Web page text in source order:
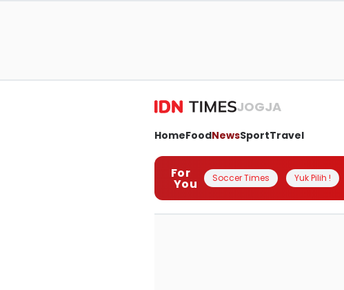
JOGJA
HomeFoodNewsSportTravel
For
You Soccer Times Yuk Pilih !